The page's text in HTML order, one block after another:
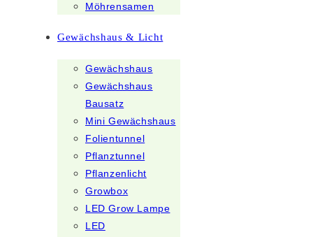
Möhrensamen
Gewächshaus & Licht
Gewächshaus
Gewächshaus
Bausatz
Mini Gewächshaus
Folientunnel
Pflanztunnel
Pflanzenlicht
Growbox
LED Grow Lampe
LED